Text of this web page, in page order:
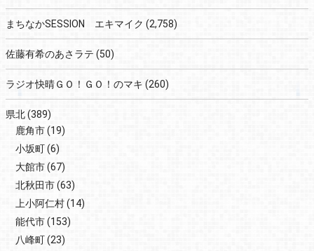
まちなかSESSION エキマイク (2,758)
佐藤有希のあさラテ (50)
ラジオ快晴ＧＯ！ＧＯ！のマキ (260)
県北(389)
鹿角市(19)
小坂町(6)
大館市(67)
北秋田市(63)
上小阿仁村(14)
能代市(153)
八峰町(23)